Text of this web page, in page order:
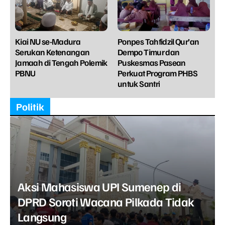
Kiai NU se-Madura
Serukan Ketenangan
Jamaah di Tengah Polemik
PBNU
Ponpes Tahfidzil Qur’an
Dempo Timur dan
Puskesmas Pasean
Perkuat Program PHBS
untuk Santri
Politik
Aksi Mahasiswa UPI Sumenep di
DPRD Soroti Wacana Pilkada Tidak
Langsung